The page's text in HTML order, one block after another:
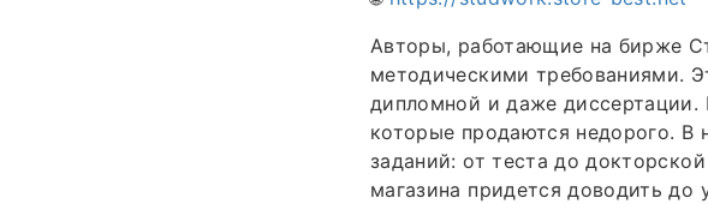
Авторы, работающие на бирже
методическими требованиями.
дипломной и даже диссертации.
которые продаются недорого. В
заданий: от теста до
магазина придется доводить